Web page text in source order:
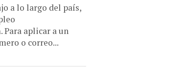
a lo largo del país,
Para aplicar a un
o correo...